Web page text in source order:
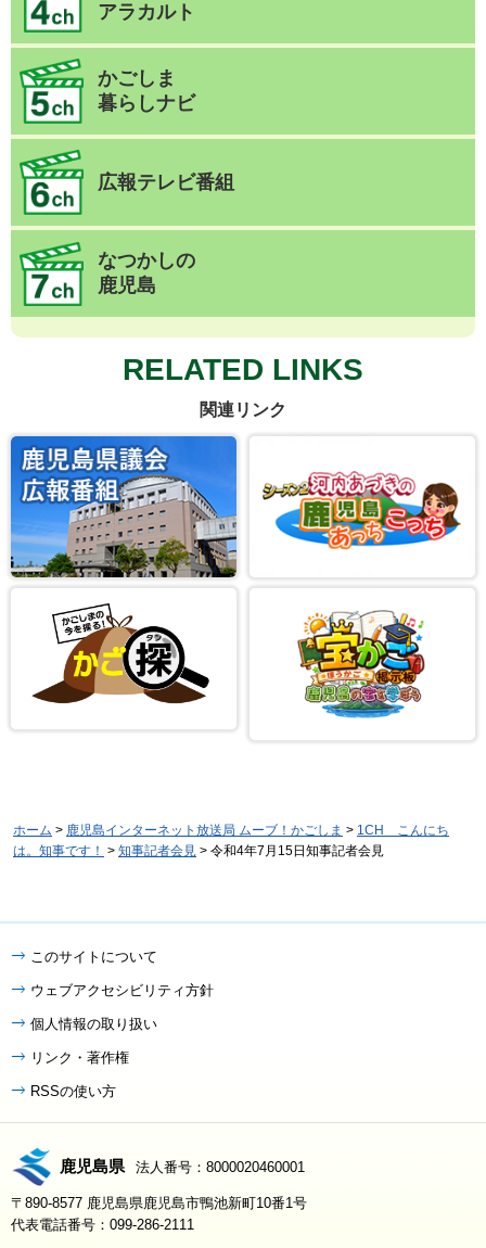
アラカルト
かごしま
暮らしナビ
広報テレビ番組
なつかしの
鹿児島
RELATED LINKS
関連リンク
ホーム > 鹿児島インターネット放送局 ムーブ！かごしま > 1CH こんにち
は。知事です！ > 知事記者会見 > 令和4年7月15日知事記者会見
このサイトについて
ウェブアクセシビリティ方針
個人情報の取り扱い
リンク・著作権
RSSの使い方
鹿児島県 法人番号：8000020460001
〒890-8577 鹿児島県鹿児島市鴨池新町10番1号
代表電話番号：099-286-2111